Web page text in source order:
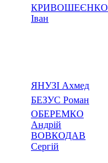
КРИВОШЕЄНКО
Іван
ЯНУЗІ Ахмед
БЕЗУС Роман
ОБЕРЕМКО
Андрій
ВОВКОДАВ
Сергій